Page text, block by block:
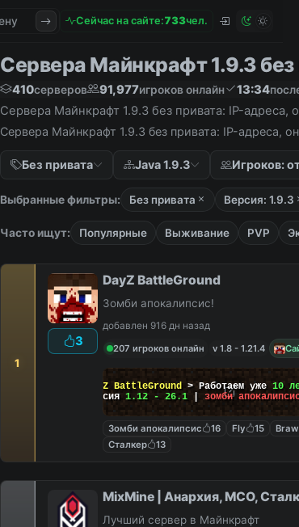
Сейчас на сайте:733чел.
Сервера Майнкрафт 1.9.3 без
410серверов 91,977игроков онлайн 13:34
Сервера Майнкрафт 1.9.3 без привата: IP-
Сервера Майнкрафт 1.9.3 без привата: IP-адреса,
Без привата Java 1.9.3 Игроков:
Выбранные фильтры: Без привата Версия: 1.9.3
Часто ищут: Популярные Выживание PVP
1
3
DayZ BattleGround
Зомби апокалипсис!
добавлен 916 дн назад
207 игроков онлайн
v 1.8 - 1.21.4
DayZ BattleGround > Работаем уже 10
Версия 1.12 - 26.1 зомби
Зомби апокалипсис 16 Fly 15
Сталкер
13
MixMine | Анархия, МСО,
Лучший сервер в Майнкрафт